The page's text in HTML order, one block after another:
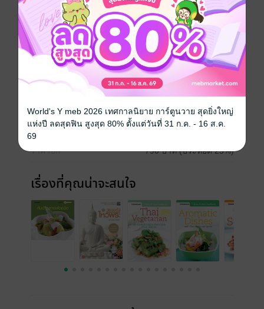
Thai food.
The recipes are organized into major sections as
starters and snacks, soups, salads, curries, meat and
poultry, fish and seafood, vegetable, rice, noodles and
desserts."
ประเภทไฟล์ pdf
01 กุมภาพันธ์ 2566
ความยาว 251 หน้า
ราคาปก 790 บาท (ประหยัด 25%)
เรื่องที่คุณน่าจะสนใจ
World's Y meb 2026 เทศกาลนิยาย การ์ตูนวาย สุดยิ่งใหญ่
แห่งปี ลดสุดฟิน สูงสุด 80% ตั้งแต่วันที่ 31 ก.ค. - 16 ส.ค.
69